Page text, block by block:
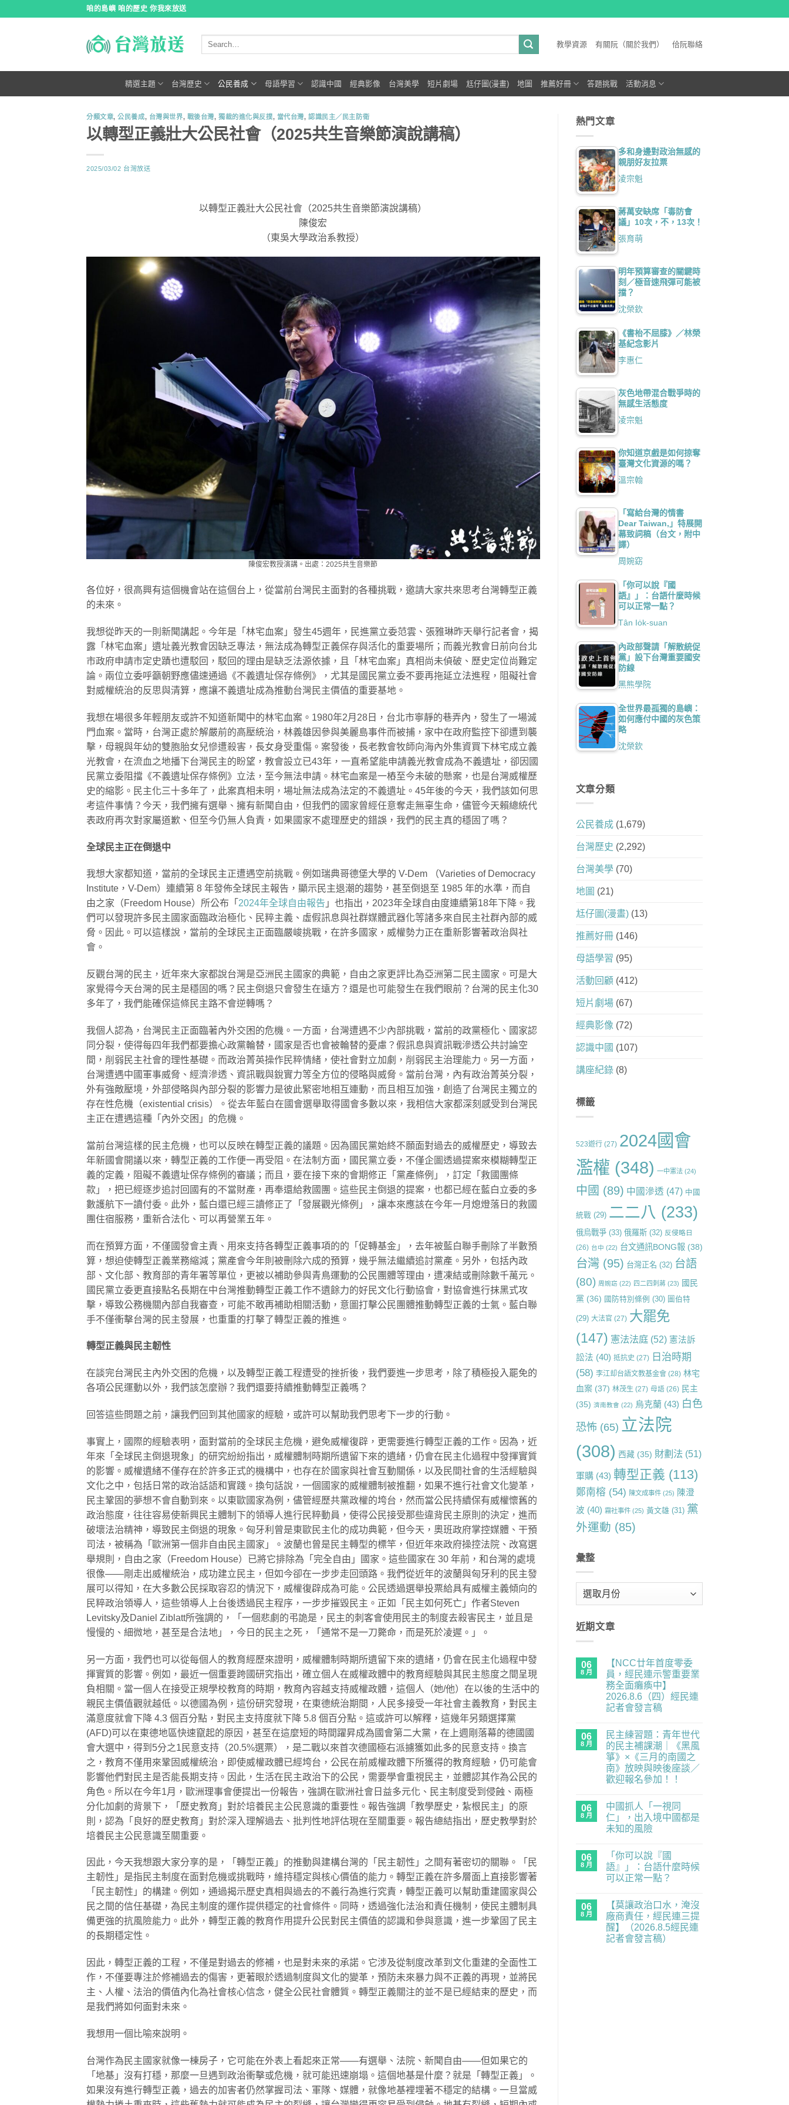
咱的島嶼 咱的歷史 你我來放送
教學資源 有關阮（關於我們） 佮阮聯絡
精選主題 台灣歷史 公民養成 母語學習 認識中國 經典影像 台灣美學 短片劇場 尪仔圖(漫畫) 地圖 推薦好冊 答題挑戰 活動消息
分類文章,公民養成, 台灣與世界, 戰後台灣,獨裁的進化與反撲, 當代台灣,認識民主／民主防衛
以轉型正義壯大公民社會（2025共生音樂節演說講稿）
2025/03/02 台灣放送
以轉型正義壯大公民社會（2025共生音樂節演說講稿）
陳俊宏
（東吳大學政治系教授）
陳俊宏教授演講。出處：2025共生音樂節
各位好，很高興有這個機會站在這個台上，從當前台灣民主面對的各種挑戰，邀請大家共來思考台灣轉型正義
的未來。
我想從昨天的一則新聞講起。今年是「林宅血案」發生45週年，民進黨立委范雲、張雅琳昨天舉行記者會，揭
露「林宅血案」遺址義光教會因缺乏專法，無法成為轉型正義保存與活化的重要場所；而義光教會日前向台北
市政府申請市定史蹟也遭駁回，駁回的理由是缺乏法源依據，且「林宅血案」真相尚未偵破、歷史定位尚難定
論。兩位立委呼籲朝野應儘速通過《不義遺址保存條例》，尤其是國民黨立委不要再拖延立法進程，阻礙社會
對威權統治的反思與清算，應讓不義遺址成為推動台灣民主價值的重要基地。
我想在場很多年輕朋友或許不知道新聞中的林宅血案。1980年2月28日，台北市寧靜的巷弄內，發生了一場滅
門血案。當時，台灣正處於解嚴前的高壓統治，林義雄因參與美麗島事件而被捕，家中在政府監控下卻遭到襲
擊，母親與年幼的雙胞胎女兒慘遭殺害，長女身受重傷。案發後，長老教會牧師向海內外集資買下林宅成立義
光教會，在流血之地播下台灣民主的盼望，教會設立已43年，一直希望能申請義光教會成為不義遺址，卻因國
民黨立委阻擋《不義遺址保存條例》立法，至今無法申請。林宅血案是一樁至今未破的懸案，也是台灣威權歷
史的縮影。民主化三十多年了，此案真相未明，場址無法成為法定的不義遺址。45年後的今天，我們該如何思
考這件事情？今天，我們擁有選舉、擁有新聞自由，但我們的國家曾經任意奪走無辜生命，儘管今天賴總統代
表政府再次對家屬道歉、但至今仍無人負責，如果國家不處理歷史的錯誤，我們的民主真的穩固了嗎？
全球民主正在倒退中
我想大家都知道，當前的全球民主正遭遇空前挑戰。例如瑞典哥德堡大學的 V-Dem （Varieties of Democracy
Institute，V-Dem）連續第 8 年發佈全球民主報告，顯示民主退潮的趨勢，甚至倒退至 1985 年的水準，而自
由之家（Freedom House）所公布「 2024年全球自由報告 」也指出，2023年全球自由度連續第18年下降。我
們可以發現許多民主國家面臨政治極化、民粹主義、虛假訊息與社群媒體武器化等諸多來自民主社群內部的威
脅。因此。可以這樣說，當前的全球民主正面臨嚴峻挑戰，在許多國家，威權勢力正在重新影響著政治與社
會。
反觀台灣的民主，近年來大家都說台灣是亞洲民主國家的典範，自由之家更評比為亞洲第二民主國家。可是大
家覺得今天台灣的民主是穩固的嗎？民主倒退只會發生在遠方？還是也可能發生在我們眼前？台灣的民主化30
多年了，我們能確保這條民主路不會逆轉嗎？
我個人認為，台灣民主正面臨著內外交困的危機。一方面，台灣遭遇不少內部挑戰，當前的政黨極化、國家認
同分裂，使得每四年我們都要擔心政黨輪替，國家是否也會被輪替的憂慮？假訊息與資訊戰滲透公共討論空
間，削弱民主社會的理性基礎。而政治菁英操作民粹情緒，使社會對立加劇，削弱民主治理能力。另一方面，
台灣遭遇中國軍事威脅、經濟滲透、資訊戰與銳實力等全方位的侵略與威脅。當前台灣，內有政治菁英分裂，
外有強敵壓境，外部侵略與內部分裂的影響力是彼此緊密地相互連動，而且相互加強，創造了台灣民主獨立的
存在性危機（existential crisis）。從去年藍白在國會選舉取得國會多數以來，我相信大家都深刻感受到台灣民
主正在遭遇這種「內外交困」的危機。
當前台灣這樣的民主危機，也可以反映在轉型正義的議題。因為國民黨始終不願面對過去的威權歷史，導致去
年新國會開議以來，轉型正義的工作便一再受阻。在法制方面，國民黨立委，不僅企圖透過提案來模糊轉型正
義的定義，阻礙不義遺址保存條例的審議；而且，要在接下來的會期修正「黨產條例」，訂定「救國團條
款」，把已經逐步追討回國有的不當財產，再奉還給救國團。這些民主倒退的提案，也都已經在藍白立委的多
數護航下一讀付委。此外，藍白還已經三讀修正了「發展觀光條例」，讓本來應該在今年一月熄燈落日的救國
團住宿服務，重新合法化、可以再營業五年。
而在預算方面，不僅國發會主責、用來支持各轉型正義事項的的「促轉基金」，去年被藍白聯手刪除了半數預
算，想迫使轉型正義業務縮減；黨產會今年則被刪除六成的預算，幾乎無法繼續追討黨產。另外，包括內政
部、文化部、教育部的青年署等單位，更被以補助參與青鳥運動的公民團體等理由，遭凍結或刪除數千萬元。
國民黨立委更直接點名長期在中台灣推動轉型正義工作不遺餘力的好民文化行動協會，對協會進行抹黑式攻
擊，導致公務機關內部自我審查，可能不敢再補助相關活動，意圖打擊公民團體推動轉型正義的士氣。藍白聯
手不僅衝擊台灣的民主發展，也重重的打擊了轉型正義的推進。
轉型正義與民主韌性
在談完台灣民主內外交困的危機，以及轉型正義工程遭受的挫折後，我們要進一步思考，除了積極投入罷免的
各項公民運動以外，我們該怎麼辦？我們還要持續推動轉型正義嗎？
回答這些問題之前，讓我們回到其他國家的經驗，或許可以幫助我們思考下一步的行動。
事實上，國際的經驗表明，面對當前的全球民主危機，避免威權復辟，更需要進行轉型正義的工作。因為，近
年來「全球民主倒退現象」的研究紛紛指出，威權體制時期所遺留下來的遺緒，仍會在民主化過程中發揮實質
的影響。威權遺緒不僅存在於許多正式的機構中，也存在於國家與社會互動關係，以及民間社會的生活經驗與
文化之中，包括日常的政治話語和實踐。換句話說，一個國家的威權體制被推翻，如果不進行社會文化變革，
民主鞏固的夢想不會自動到來。以東歐國家為例，儘管經歷共黨政權的垮台，然而當公民持續保有威權懷舊的
政治態度，往往容易使新興民主體制下的領導人進行民粹動員，使得公民接受那些違背民主原則的決定，進而
破壞法治精神，導致民主倒退的現象。匈牙利曾是東歐民主化的成功典範，但今天，奧班政府掌控媒體、干預
司法，被稱為「歐洲第一個非自由民主國家」。波蘭也曾是民主轉型的標竿，但近年來政府操控法院、改寫選
舉規則，自由之家（Freedom House）已將它排除為「完全自由」國家。這些國家在 30 年前，和台灣的處境
很像——剛走出威權統治，成功建立民主，但如今卻在一步步走回頭路。我們從近年的波蘭與匈牙利的民主發
展可以得知，在大多數公民採取容忍的情況下，威權復辟成為可能。公民透過選舉投票給具有威權主義傾向的
民粹政治領導人，這些領導人上台後透過民主程序，一步步摧毀民主。正如「民主如何死亡」作者Steven
Levitsky及Daniel Ziblatt所強調的，「一個悲劇的弔詭是，民主的刺客會使用民主的制度去殺害民主，並且是
慢慢的、細微地，甚至是合法地」，今日的民主之死，「通常不是一刀斃命，而是死於凌遲。」。
另一方面，我們也可以從每個人的教育經歷來證明，威權體制時期所遺留下來的遺緒，仍會在民主化過程中發
揮實質的影響。例如，最近一個重要跨國研究指出，確立個人在威權政體中的教育經驗與其民主態度之間呈現
負相關。當一個人在接受正規學校教育的時期，教育內容越支持威權政體，這個人（她/他）在以後的生活中的
親民主價值觀就越低。以德國為例，這份研究發現，在東德統治期間，人民多接受一年社會主義教育，對民主
滿意度就會下降 4.3 個百分點，對民主支持度就下降 5.8 個百分點。這或許可以解釋，這幾年另類選擇黨
(AFD)可以在東德地區快速竄起的原因，甚至在這麼短的時間躍昇成為國會第二大黨，在上週剛落幕的德國國
會大選中，得到5分之1民意支持（20.5%選票），是二戰以來首次德國極右派擄獲如此多的民意支持。換言
之，教育不僅用來鞏固威權統治，即使威權政體已經垮台，公民在前威權政體下所獲得的教育經驗，仍可能會
影響他們對民主是否能長期支持。因此，生活在民主政治下的公民，需要學會重視民主，並體認其作為公民的
角色。所以在今年1月，歐洲理事會便提出一份報告，強調在歐洲社會日益多元化、民主制度受到侵蝕、兩極
分化加劇的背景下，「歷史教育」對於培養民主公民意識的重要性。報告強調「教學歷史，紮根民主」的原
則，認為「良好的歷史教育」對於深入理解過去、批判性地評估現在至關重要。報告總結指出，歷史教學對於
培養民主公民意識至關重要。
因此，今天我想跟大家分享的是，「轉型正義」的推動與建構台灣的「民主韌性」之間有著密切的關聯。「民
主韌性」是指民主制度在面對危機或挑戰時，維持穩定與核心價值的能力。轉型正義在許多層面上直接影響著
「民主韌性」的構建。例如，通過揭示歷史真相與過去的不義行為進行究責，轉型正義可以幫助重建國家與公
民之間的信任基礎，為民主制度的運作提供穩定的社會條件。同時，透過強化法治和責任機制，使民主體制具
備更強的抗風險能力。此外，轉型正義的教育作用提升公民對民主價值的認識和參與意識，進一步鞏固了民主
的長期穩定性。
因此，轉型正義的工程，不僅是對過去的修補，也是對未來的承諾。它涉及從制度改革到文化重建的全面性工
作，不僅要專注於修補過去的傷害，更著眼於透過制度與文化的變革，預防未來暴力與不正義的再現，並將民
主、人權、法治的價值內化為社會核心信念，健全公民社會體質。轉型正義關注的並不是已經結束的歷史，而
是我們將如何面對未來。
我想用一個比喻來說明。
台灣作為民主國家就像一棟房子，它可能在外表上看起來正常——有選舉、法院、新聞自由——但如果它的
「地基」沒有打穩，那麼一旦遇到政治衝擊或危機，就可能迅速崩塌。這個地基是什麼？就是「轉型正義」。
如果沒有進行轉型正義，過去的加害者仍然掌握司法、軍隊、媒體，就像地基裡埋著不穩定的結構。一旦當威
熱門文章
多和身邊對政治無感的
親朋好友拉票
凌宗魁
蔣萬安缺席「毒防會
議」10次，不，13次！
張育萌
明年預算審查的關鍵時
刻／極音速飛彈可能被
擋？
沈榮欽
《書枱不屈膝》／林榮
基紀念影片
李惠仁
灰色地帶混合戰爭時的
無感生活態度
凌宗魁
你知道京戲是如何掠奪
臺灣文化資源的嗎？
溫宗翰
「寫給台灣的情書
Dear Taiwan,」特展開
幕致詞稿（台文，附中
譯）
周婉窈
「你可以說『國
語』」：台語什麼時候
可以正常一點？
Tân Io̍k-suan
內政部聲請「解散統促
黨」設下台灣重要國安
防線
黑熊學院
全世界最孤獨的島嶼：
如何應付中國的灰色策
略
沈榮欽
文章分類
公民養成(1,679)
台灣歷史 (2,292)
台灣美學(70)
地圖 (21)
尪仔圖(漫畫)(13)
推薦好冊(146)
母語學習 (95)
活動回顧 (412)
短片劇場(67)
經典影像 (72)
認識中國 (107)
講座紀錄(8)
標籤
523遊行(27) 2024國會
濫權 (348) 一中憲法(24)
中國 (89) 中國滲透 (47) 中國
統戰 (29) 二二八 (233)
俄烏戰爭(33) 俄羅斯(32) 反侵略日
(26) 台中 (22) 台文通訊BONG報(38)
台灣(95) 台灣正名 (32) 台語
(80) 周婉窈 (22) 四二四刺蔣(23) 國民
黨 (36) 國防特別條例 (30) 圖伯特
(29) 大法官(27) 大罷免
(147) 憲法法庭(52) 憲法訴
訟法 (40) 抵抗史 (27) 日治時期
(58) 李江却台語文教基金會(28) 林宅
血案(37) 林茂生 (27) 母語(26) 民主
(35) 濟南教會 (22) 烏克蘭(43) 白色
恐怖 (65) 立法院
(308) 西藏(35) 財劃法(51)
軍購(43) 轉型正義 (113)
鄭南榕 (54) 陳文成事件(25) 陳澄
波 (40) 霧社事件(25) 黃文雄(31) 黨
外運動 (85)
彙整
近期文章
06
8 月
【NCC廿年首度零委
員，經民連示警重要業
務全面癱瘓中】
2026.8.6（四）經民連
記者會發言稿
廿
年
首
度
零
委
員，
連
示
警
重
要
面
癱
瘓
民
連
記
者
會
留
言
06
8 月
民主練習題：青年世代
的民主補課潮｜《黑風
箏》×《三月的南國之
南》放映與映後座談／
歡迎報名參加！！
主
練
習
題：
的
民
主
｜
《黑
風
箏》
×《三
留
言
06
8 月
中國抓人「一視同
仁」，出入境中國都是
未知的風險
抓
人
「一
仁」，
入
境
中
國
言
06
8 月
「你可以說『國
語』」：台語什麼時候
可以正常一點？
以
說
『國
語』」：
台
言
06
8 月
【莫讓政治口水，淹沒
廠商責任，經民連三提
醒】（2026.8.5經民連
記者會發言稿）